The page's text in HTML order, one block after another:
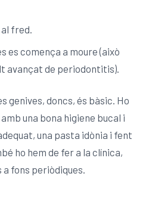
fred.
es comença a moure (això
avançat de periodontitis).
genives, doncs, és bàsic. Ho
una bona higiene bucal i
una pasta idònia i fent
ho hem de fer a la clínica,
fons periòdiques.